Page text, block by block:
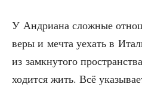
У Андри­а­на слож­ные
веры и меч­та уехать в
из замкну­то­го
хо­дит­ся жить. Всё